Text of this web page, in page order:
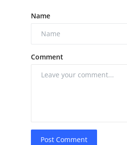
Name
Comment
Post Comment